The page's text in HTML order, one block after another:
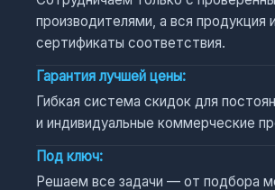
производителями, а вся продукция
сертификаты соответствия.
Гарантия лучшей цены:
Гибкая система скидок для
и индивидуальные коммерческие
Под ключ:
Решаем все задачи — от подбора